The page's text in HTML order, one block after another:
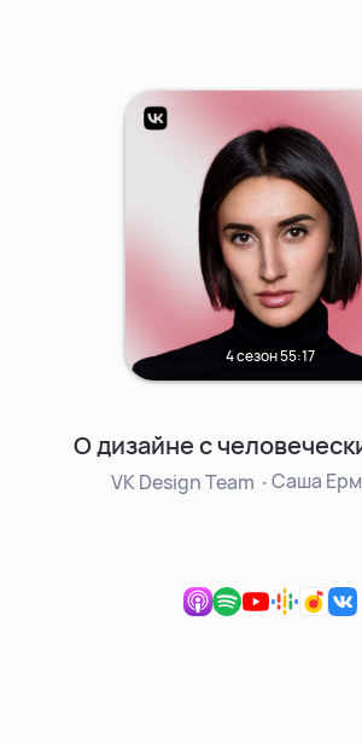
5 сезон52:04
Дизайн — это чёткая
Валерия Образкова,